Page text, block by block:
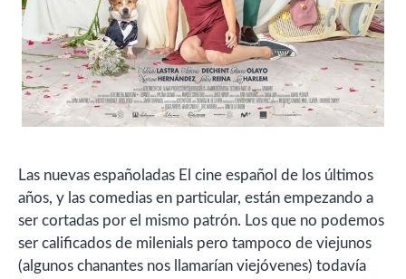
Las nuevas españoladas El cine español de los últimos
años, y las comedias en particular, están empezando a
ser cortadas por el mismo patrón. Los que no podemos
ser calificados de milenials pero tampoco de viejunos
(algunos chanantes nos llamarían viejóvenes) todavía